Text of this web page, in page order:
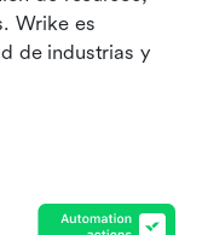
Wrike es
de industrias y